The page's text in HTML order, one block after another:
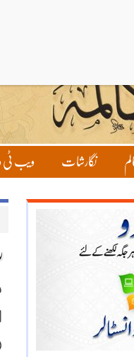
نگارشات ویب ٹی